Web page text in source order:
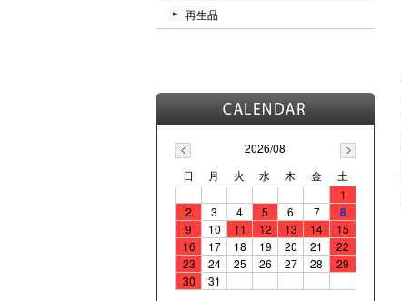
再生品
2026/08
日
月 火 水 木 金
土
1
2
3 4 5 6 7 8
9 10 11 12 13 14
15
16
17 18 19 20 21
22
23
24 25 26 27 28
29
30
31